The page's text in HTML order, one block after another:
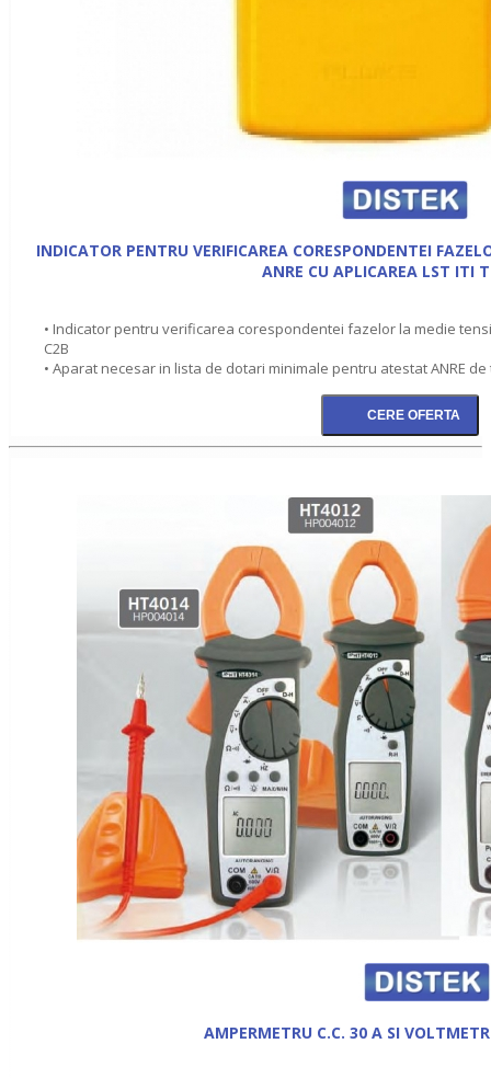
INDICATOR PENTRU VERIFICAREA CORESPONDENTEI
ANRE CU APLICAREA LST ITI
• Indicator pentru verificarea corespondentei fazelor la medie
C2B
• Aparat necesar in lista de dotari minimale pentru atestat ANRE de
AMPERMETRU C.C. 30 A SI